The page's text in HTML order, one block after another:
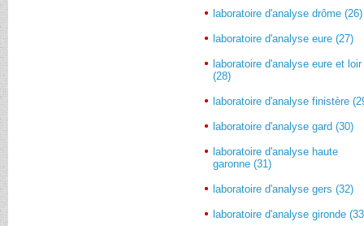
laboratoire d'analyse drôme (26)
laboratoire d'analyse eure (27)
laboratoire d'analyse eure et loir
(28)
laboratoire d'analyse finistère
laboratoire d'analyse gard (30)
laboratoire d'analyse haute
garonne (31)
laboratoire d'analyse gers (32)
laboratoire d'analyse gironde